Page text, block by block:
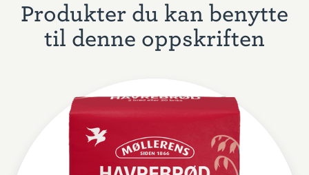
Produkter du kan benytte
til denne oppskriften